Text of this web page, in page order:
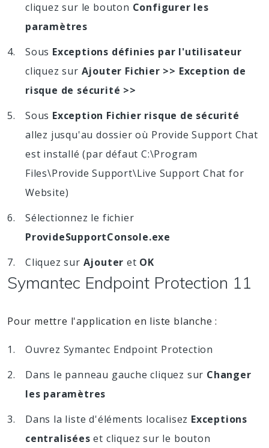
cliquez sur le bouton Configurer les
paramètres
Sous Exceptions définies par l'utilisateur
cliquez sur Ajouter Fichier >> Exception de
risque de sécurité >>
Sous Exception Fichier risque de sécurité
allez jusqu'au dossier où Provide Support Chat
est installé (par défaut C:\Program
Files\Provide Support\Live Support Chat for
Website)
Sélectionnez le fichier
ProvideSupportConsole.exe
Cliquez sur Ajouter et OK
Symantec Endpoint Protection 11
Pour mettre l'application en liste blanche :
Ouvrez Symantec Endpoint Protection
Dans le panneau gauche cliquez sur Changer
les paramètres
Dans la liste d'éléments localisez Exceptions
centralisées et cliquez sur le bouton